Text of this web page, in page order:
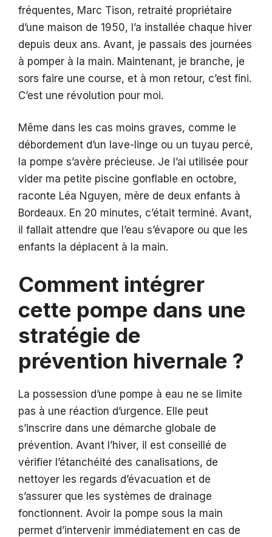
fréquentes, Marc Tison, retraité propriétaire
d’une maison de 1950, l’a installée chaque hiver
depuis deux ans. Avant, je passais des journées
à pomper à la main. Maintenant, je branche, je
sors faire une course, et à mon retour, c’est fini.
C’est une révolution pour moi.
Même dans les cas moins graves, comme le
débordement d’un lave-linge ou un tuyau percé,
la pompe s’avère précieuse. Je l’ai utilisée pour
vider ma petite piscine gonflable en octobre,
raconte Léa Nguyen, mère de deux enfants à
Bordeaux. En 20 minutes, c’était terminé. Avant,
il fallait attendre que l’eau s’évapore ou que les
enfants la déplacent à la main.
Comment intégrer
cette pompe dans une
stratégie de
prévention hivernale ?
La possession d’une pompe à eau ne se limite
pas à une réaction d’urgence. Elle peut
s’inscrire dans une démarche globale de
prévention. Avant l’hiver, il est conseillé de
vérifier l’étanchéité des canalisations, de
nettoyer les regards d’évacuation et de
s’assurer que les systèmes de drainage
fonctionnent. Avoir la pompe sous la main
permet d’intervenir immédiatement en cas de